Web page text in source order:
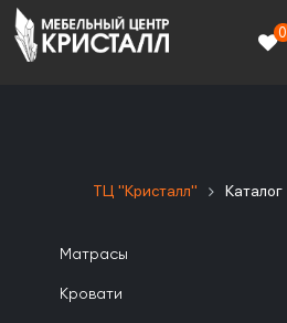
0
ТЦ "Кристалл" Каталог
Матрасы
Кровати